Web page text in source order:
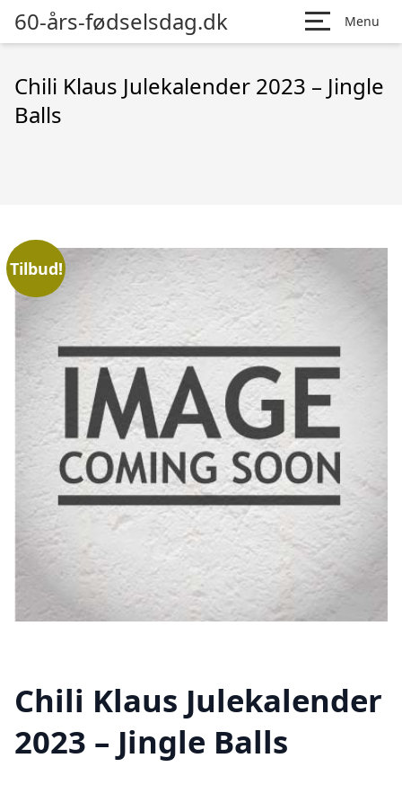
60-års-fødselsdag.dk Menu
Chili Klaus Julekalender 2023 – Jingle
Balls
Tilbud!
Chili Klaus Julekalender
2023 – Jingle Balls